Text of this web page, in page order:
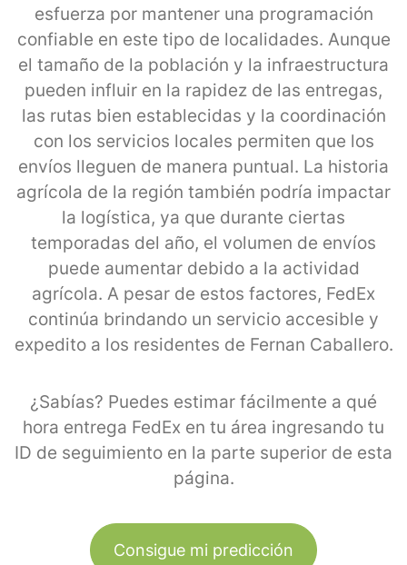
esfuerza por mantener una programación
confiable en este tipo de localidades. Aunque
el tamaño de la población y la infraestructura
pueden influir en la rapidez de las entregas,
las rutas bien establecidas y la coordinación
con los servicios locales permiten que los
envíos lleguen de manera puntual. La historia
agrícola de la región también podría impactar
la logística, ya que durante ciertas
temporadas del año, el volumen de envíos
puede aumentar debido a la actividad
agrícola. A pesar de estos factores, FedEx
continúa brindando un servicio accesible y
expedito a los residentes de Fernan Caballero.
¿Sabías? Puedes estimar fácilmente a qué
hora entrega FedEx en tu área ingresando tu
ID de seguimiento en la parte superior de esta
página.
Consigue mi predicción